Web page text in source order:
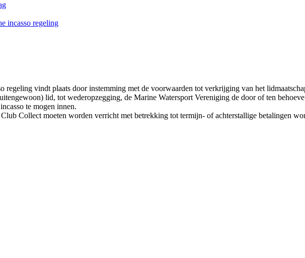
incasso regeling
regeling vindt plaats door instemming met de voorwaarden tot verkrijging van het
lid, tot wederopzegging, de Marine Watersport Vereniging de door of ten
te mogen innen.
Collect moeten worden verricht met betrekking tot termijn- of achterstallige betalingen